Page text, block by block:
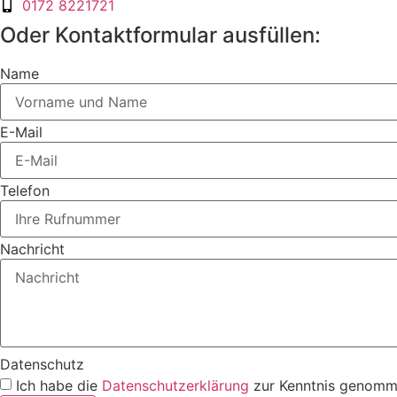
0172 8221721
Oder Kontaktformular ausfüllen:
Name
E-Mail
Telefon
Nachricht
Datenschutz
Ich habe die Datenschutzerklärung zur Kenntnis